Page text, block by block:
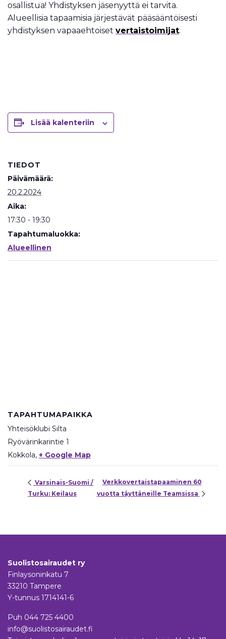
osallistua! Yhdistyksen jäsenyyttä ei tarvita.
Alueellisia tapaamisia järjestävät pääsääntöisesti
yhdistyksen vapaaehtoiset vertaistoimijat.
Lisää kalenteriin
TIEDOT
Päivämäärä:
20.2.2024
Aika:
17:30 - 19:30
Tapahtumaluokka:
Alueellinen
TAPAHTUMAPAIKKA
Yhteisöklubi Silta
Ryövärinkarintie 1
Kokkola, + Google Map
Varsinais-Suomi /
Turku: Keilaus
Verkkovertaistapaaminen 60
vuotta täyttäneille Teamsissa
Suolistosairaudet ry
Finlaysoninkatu 7
33210 Tampere
Y-tunnus 1714141-6
Puh 044 725 4400
info@suolistosairaudet.fi